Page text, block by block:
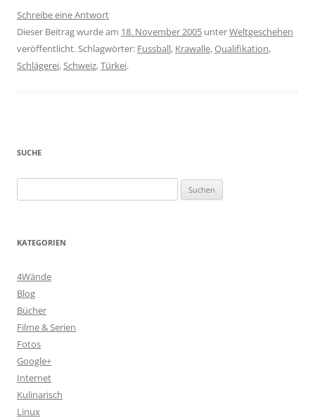
Schreibe eine Antwort
Dieser Beitrag wurde am 18. November 2005 unterWeltgeschehen
veröffentlicht. Schlagwörter: Fussball, Krawalle,Qualifikation,
Schlägerei,Schweiz,Türkei.
SUCHE
nach:
KATEGORIEN
4Wände
Blog
Bücher
Filme & Serien
Fotos
Google+
Internet
Kulinarisch
Linux